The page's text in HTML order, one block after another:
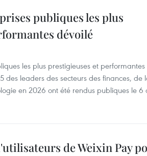
publiques les plus
dévoilé
les plus prestigieuses et performantes
des leaders des secteurs des finances, de
en 2026 ont été rendus publiques le 6
de Weixin Pay